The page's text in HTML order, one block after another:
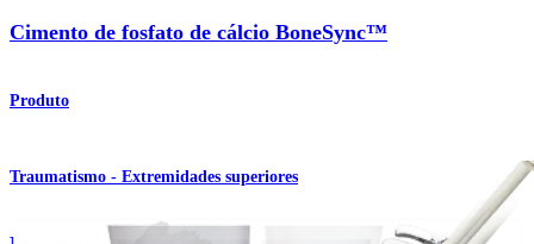
Cimento de fosfato de cálcio BoneSync™
Produto
Traumatismo - Extremidades superiores